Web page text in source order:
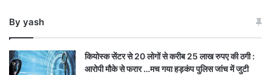
की
गंभीर
By yash
कियोस्क सेंटर से 20 लोगों से करीब 25 लाख रुपए की ठगी :
आरोपी मौके से फरार …मच गया हड़कंप पुलिस जांच में जुटी